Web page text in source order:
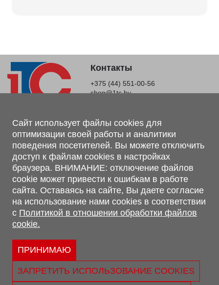
Контакты
+375 (44) 551-00-56
shop@1tc.by
Магазин, склад
г. Минск, Минский р-н, п. Привольный, ул. Мира, 20А,
223062
г. Брест, ул. Лейтенанта Рябцева, 108 В, 224701
Обращаем Ваше внимание, что вся предоставленная на сайте
информация, касающаяся комплектаций, технических
характеристик, цветовых сочетаний, а также стоимости и
сервисного обслуживания носит информационный характер и
не является публичной офертой, определяемой п.2 ст.407
Гражданского кодекса Республики Беларусь.
Политика обработки персональных данных
Политикой в отношении обработки файлов cookie.
Сайт использует файлы cookies для
оптимизации своей работы и аналитики
поведения посетителей. Вы можете отключить
доступ к файлам cookies в настройках
браузера. ВНИМАНИЕ: отключение файлов
cookie может привести к ошибкам в работе
сайта. Оставаясь на сайте, Вы даете согласие
на использование нами cookies в соответствии
с Политикой в отношении обработки файлов
cookie.
ПРИНИМАЮ
ЗАПРЕТИТЬ ИСПОЛЬЗОВАНИЕ COOKIES